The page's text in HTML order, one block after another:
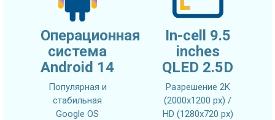
Операционная
система
Android 14
Популярная и
стабильная
Google OS
In-cell 9.5
inches
QLED 2.5D
Разрешение 2K
(2000x1200 px) /
HD (1280x720 px)